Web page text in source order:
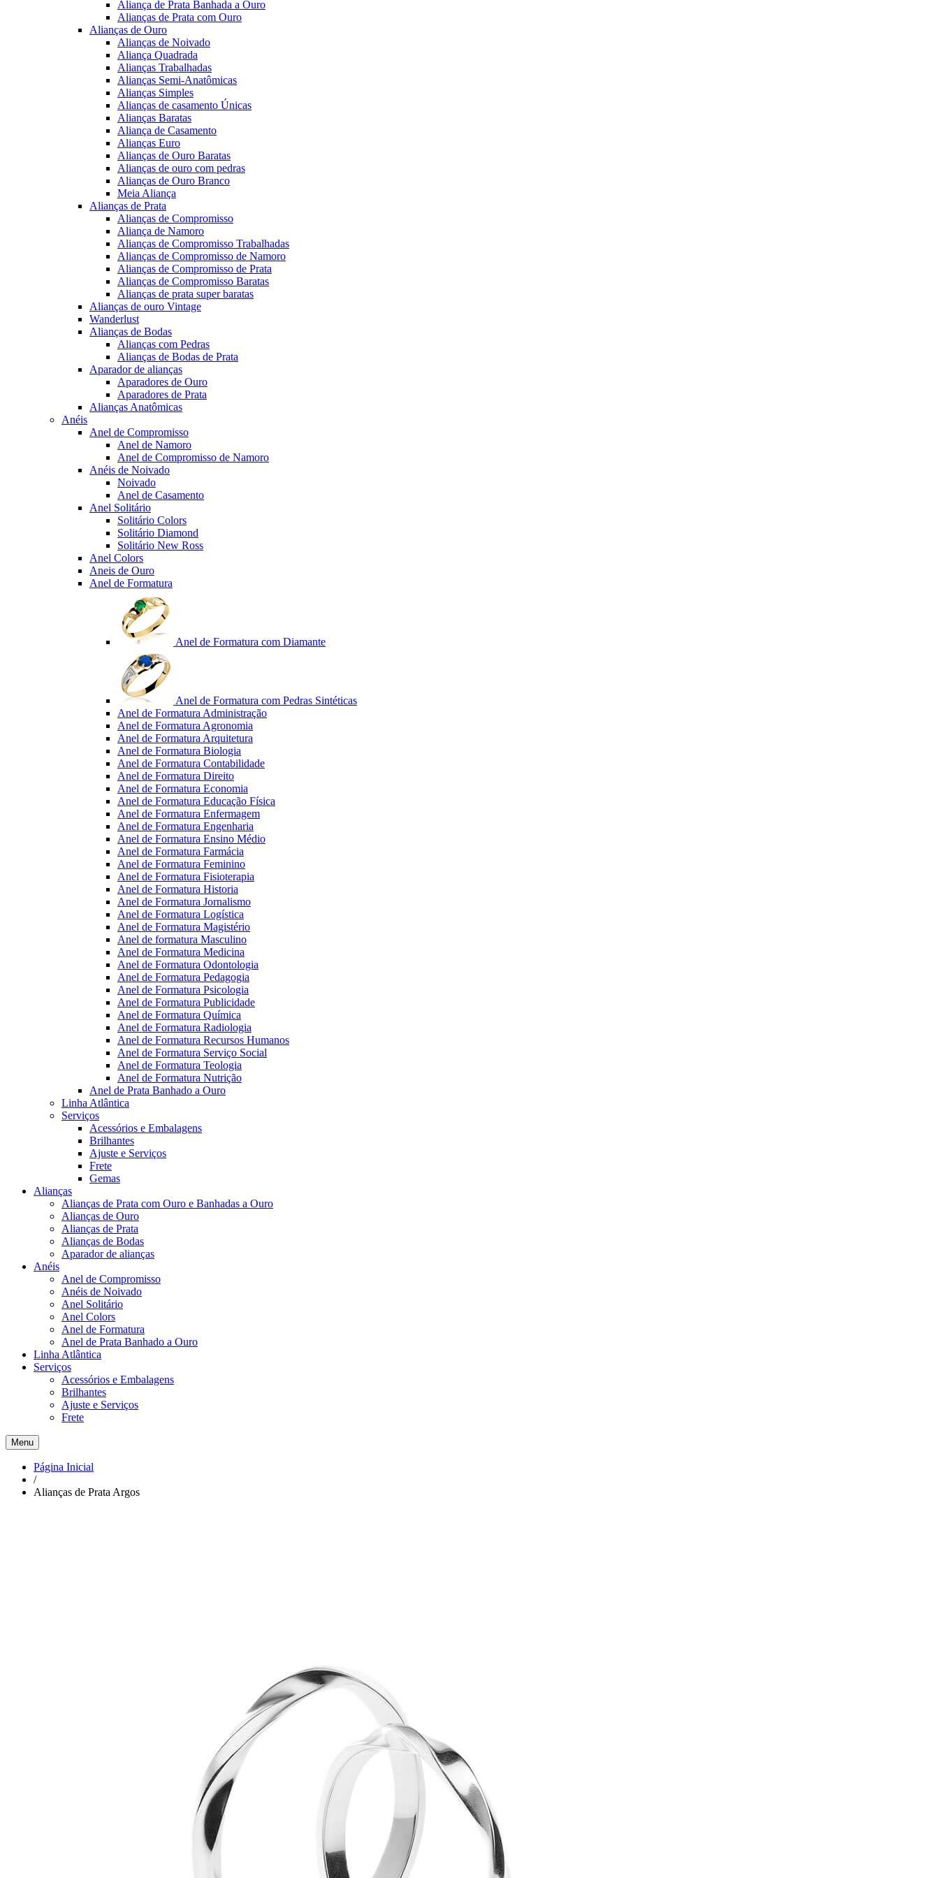
Aliança de Prata Banhada a Ouro
Alianças de Prata com Ouro
Alianças de Ouro
Alianças de Noivado
Aliança Quadrada
Alianças Trabalhadas
Alianças Semi-Anatômicas
Alianças Simples
Alianças de casamento Únicas
Alianças Baratas
Aliança de Casamento
Alianças Euro
Alianças de Ouro Baratas
Alianças de ouro com pedras
Alianças de Ouro Branco
Meia Aliança
Alianças de Prata
Alianças de Compromisso
Aliança de Namoro
Alianças de Compromisso Trabalhadas
Alianças de Compromisso de Namoro
Alianças de Compromisso de Prata
Alianças de Compromisso Baratas
Alianças de prata super baratas
Alianças de ouro Vintage
Wanderlust
Alianças de Bodas
Alianças com Pedras
Alianças de Bodas de Prata
Aparador de alianças
Aparadores de Ouro
Aparadores de Prata
Alianças Anatômicas
Anéis
Anel de Compromisso
Anel de Namoro
Anel de Compromisso de Namoro
Anéis de Noivado
Noivado
Anel de Casamento
Anel Solitário
Solitário Colors
Solitário Diamond
Solitário New Ross
Anel Colors
Aneis de Ouro
Anel de Formatura
Anel de Formatura com Diamante
Anel de Formatura com Pedras Sintéticas
Anel de Formatura Administração
Anel de Formatura Agronomia
Anel de Formatura Arquitetura
Anel de Formatura Biologia
Anel de Formatura Contabilidade
Anel de Formatura Direito
Anel de Formatura Economia
Anel de Formatura Educação Física
Anel de Formatura Enfermagem
Anel de Formatura Engenharia
Anel de Formatura Ensino Médio
Anel de Formatura Farmácia
Anel de Formatura Feminino
Anel de Formatura Fisioterapia
Anel de Formatura Historia
Anel de Formatura Jornalismo
Anel de Formatura Logística
Anel de Formatura Magistério
Anel de formatura Masculino
Anel de Formatura Medicina
Anel de Formatura Odontologia
Anel de Formatura Pedagogia
Anel de Formatura Psicologia
Anel de Formatura Publicidade
Anel de Formatura Química
Anel de Formatura Radiologia
Anel de Formatura Recursos Humanos
Anel de Formatura Serviço Social
Anel de Formatura Teologia
Anel de Formatura Nutrição
Anel de Prata Banhado a Ouro
Linha Atlântica
Serviços
Acessórios e Embalagens
Brilhantes
Ajuste e Serviços
Frete
Gemas
Alianças
Alianças de Prata com Ouro e Banhadas a Ouro
Alianças de Ouro
Alianças de Prata
Alianças de Bodas
Aparador de alianças
Anéis
Anel de Compromisso
Anéis de Noivado
Anel Solitário
Anel Colors
Anel de Formatura
Anel de Prata Banhado a Ouro
Linha Atlântica
Serviços
Acessórios e Embalagens
Brilhantes
Ajuste e Serviços
Frete
Menu
Página Inicial
/
Alianças de Prata Argos